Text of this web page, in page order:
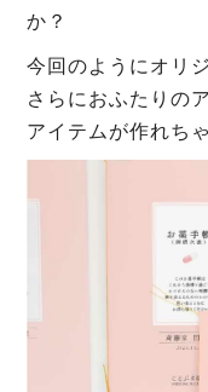
か？
今回のようにオリ
さらにおふたりの
アイテムが作れち